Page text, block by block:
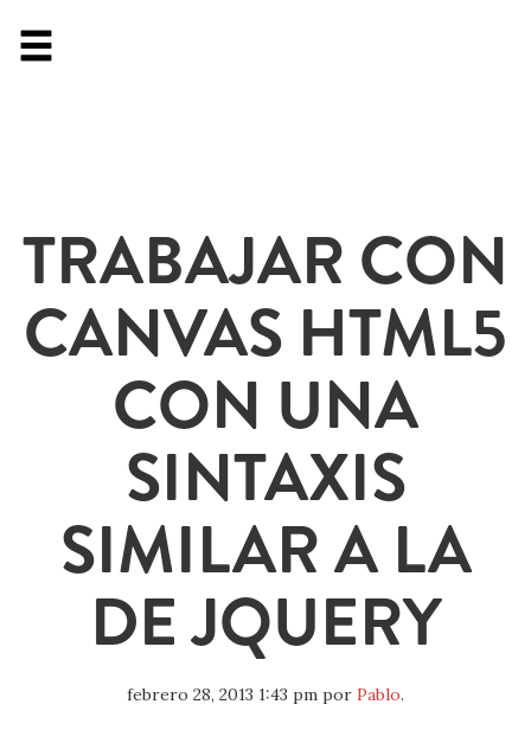
TRABAJAR CON
CANVAS HTML5
CON UNA
SINTAXIS
SIMILAR A LA
DE JQUERY
febrero 28, 2013 1:43 pm por Pablo.